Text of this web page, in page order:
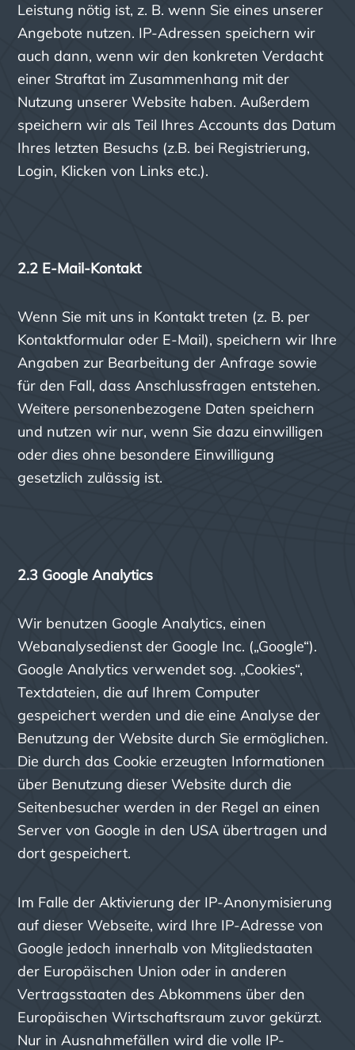
Leistung nötig ist, z. B. wenn Sie eines unserer
Angebote nutzen. IP-Adressen speichern wir
auch dann, wenn wir den konkreten Verdacht
einer Straftat im Zusammenhang mit der
Nutzung unserer Website haben. Außerdem
speichern wir als Teil Ihres Accounts das Datum
Ihres letzten Besuchs (z.B. bei Registrierung,
Login, Klicken von Links etc.).
2.2 E-Mail-Kontakt
Wenn Sie mit uns in Kontakt treten (z. B. per
Kontaktformular oder E-Mail), speichern wir Ihre
Angaben zur Bearbeitung der Anfrage sowie
für den Fall, dass Anschlussfragen entstehen.
Weitere personenbezogene Daten speichern
und nutzen wir nur, wenn Sie dazu einwilligen
oder dies ohne besondere Einwilligung
gesetzlich zulässig ist.
2.3 Google Analytics
Wir benutzen Google Analytics, einen
Webanalysedienst der Google Inc. („Google“).
Google Analytics verwendet sog. „Cookies“,
Textdateien, die auf Ihrem Computer
gespeichert werden und die eine Analyse der
Benutzung der Website durch Sie ermöglichen.
Die durch das Cookie erzeugten Informationen
über Benutzung dieser Website durch die
Seitenbesucher werden in der Regel an einen
Server von Google in den USA übertragen und
dort gespeichert.
Im Falle der Aktivierung der IP-Anonymisierung
auf dieser Webseite, wird Ihre IP-Adresse von
Google jedoch innerhalb von Mitgliedstaaten
der Europäischen Union oder in anderen
Vertragsstaaten des Abkommens über den
Europäischen Wirtschaftsraum zuvor gekürzt.
Nur in Ausnahmefällen wird die volle IP-